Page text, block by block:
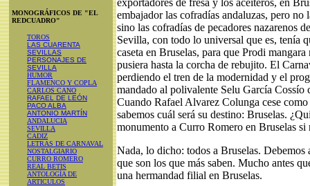
MONOGRÁFICOS DE "EL
REDCUADRO"
TOROS
LAS CUARENTA
SEVILLAS
PERSONAJES DE
SEVILLA
HUMOR
FLAMENCO Y COPLA
CARLOS CANO
RAFAEL DE LEÓN
PACO ALBA
ANTONIO MARTÍN
ANDALUCIA
SEVILLA
CADIZ
LETRAS DE CARNAVAL
NOSTALGIARIO
CURRO ROMERO
REAL BETIS
ANTOLOGÍA DE
ARTICULOS
exportadores de fresa y los aceiteros, en
embajador las cofradías andaluzas, pero no
sino las cofradías de pecadores nazarenos
Sevilla, con todo lo universal que es, tenía
caseta en Bruselas, para que Prodi
pusiera hasta la corcha de rebujito. El
perdiendo el tren de la modernidad y el
mandado al polivalente Selu García Cossío
Cuando Rafael Alvarez Colunga cese
sabemos cuál será su destino: Bruselas.
monumento a Curro Romero en Bruselas si
Nada, lo dicho: todos a Bruselas. Debemos
que son los que más saben. Mucho antes
una hermandad filial en Bruselas.